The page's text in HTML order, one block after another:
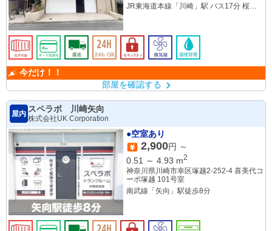
JR東海道本線「川崎」駅 バス17分 桜本
今だけ！！
部屋を確認する
屋内
スペラボ 川崎矢向
株式会社UK Corporation
●空室あり
2,900円 ～
0.51
～ 4.93 m2
神奈川県川崎市幸区塚越2-252-4 喜美代コ
ーポ塚越 101号室
南武線「矢向」駅徒歩8分